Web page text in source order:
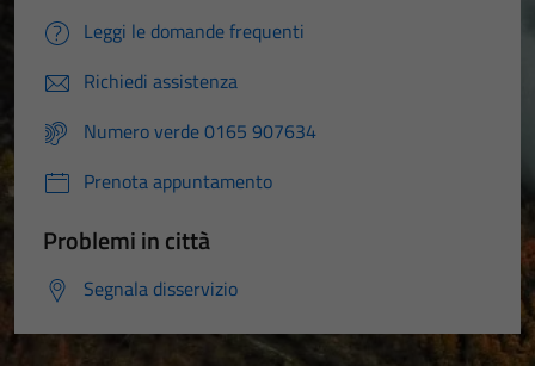
Leggi le domande frequenti
Richiedi assistenza
Numero verde 0165 907634
Prenota appuntamento
Problemi in città
Segnala disservizio